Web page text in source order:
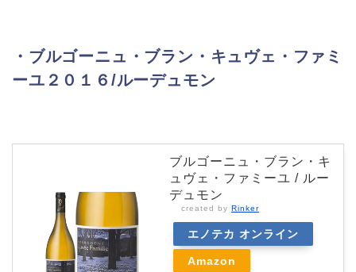
・ブルゴーニュ・ブラン・キュヴェ・ファミ
ーユ２０１６/ルーデュモン
ブルゴーニュ・ブラン・キ
ュヴェ・ファミーユ / ルー
デュモン
created by Rinker
エノテカ オンライン
Amazon